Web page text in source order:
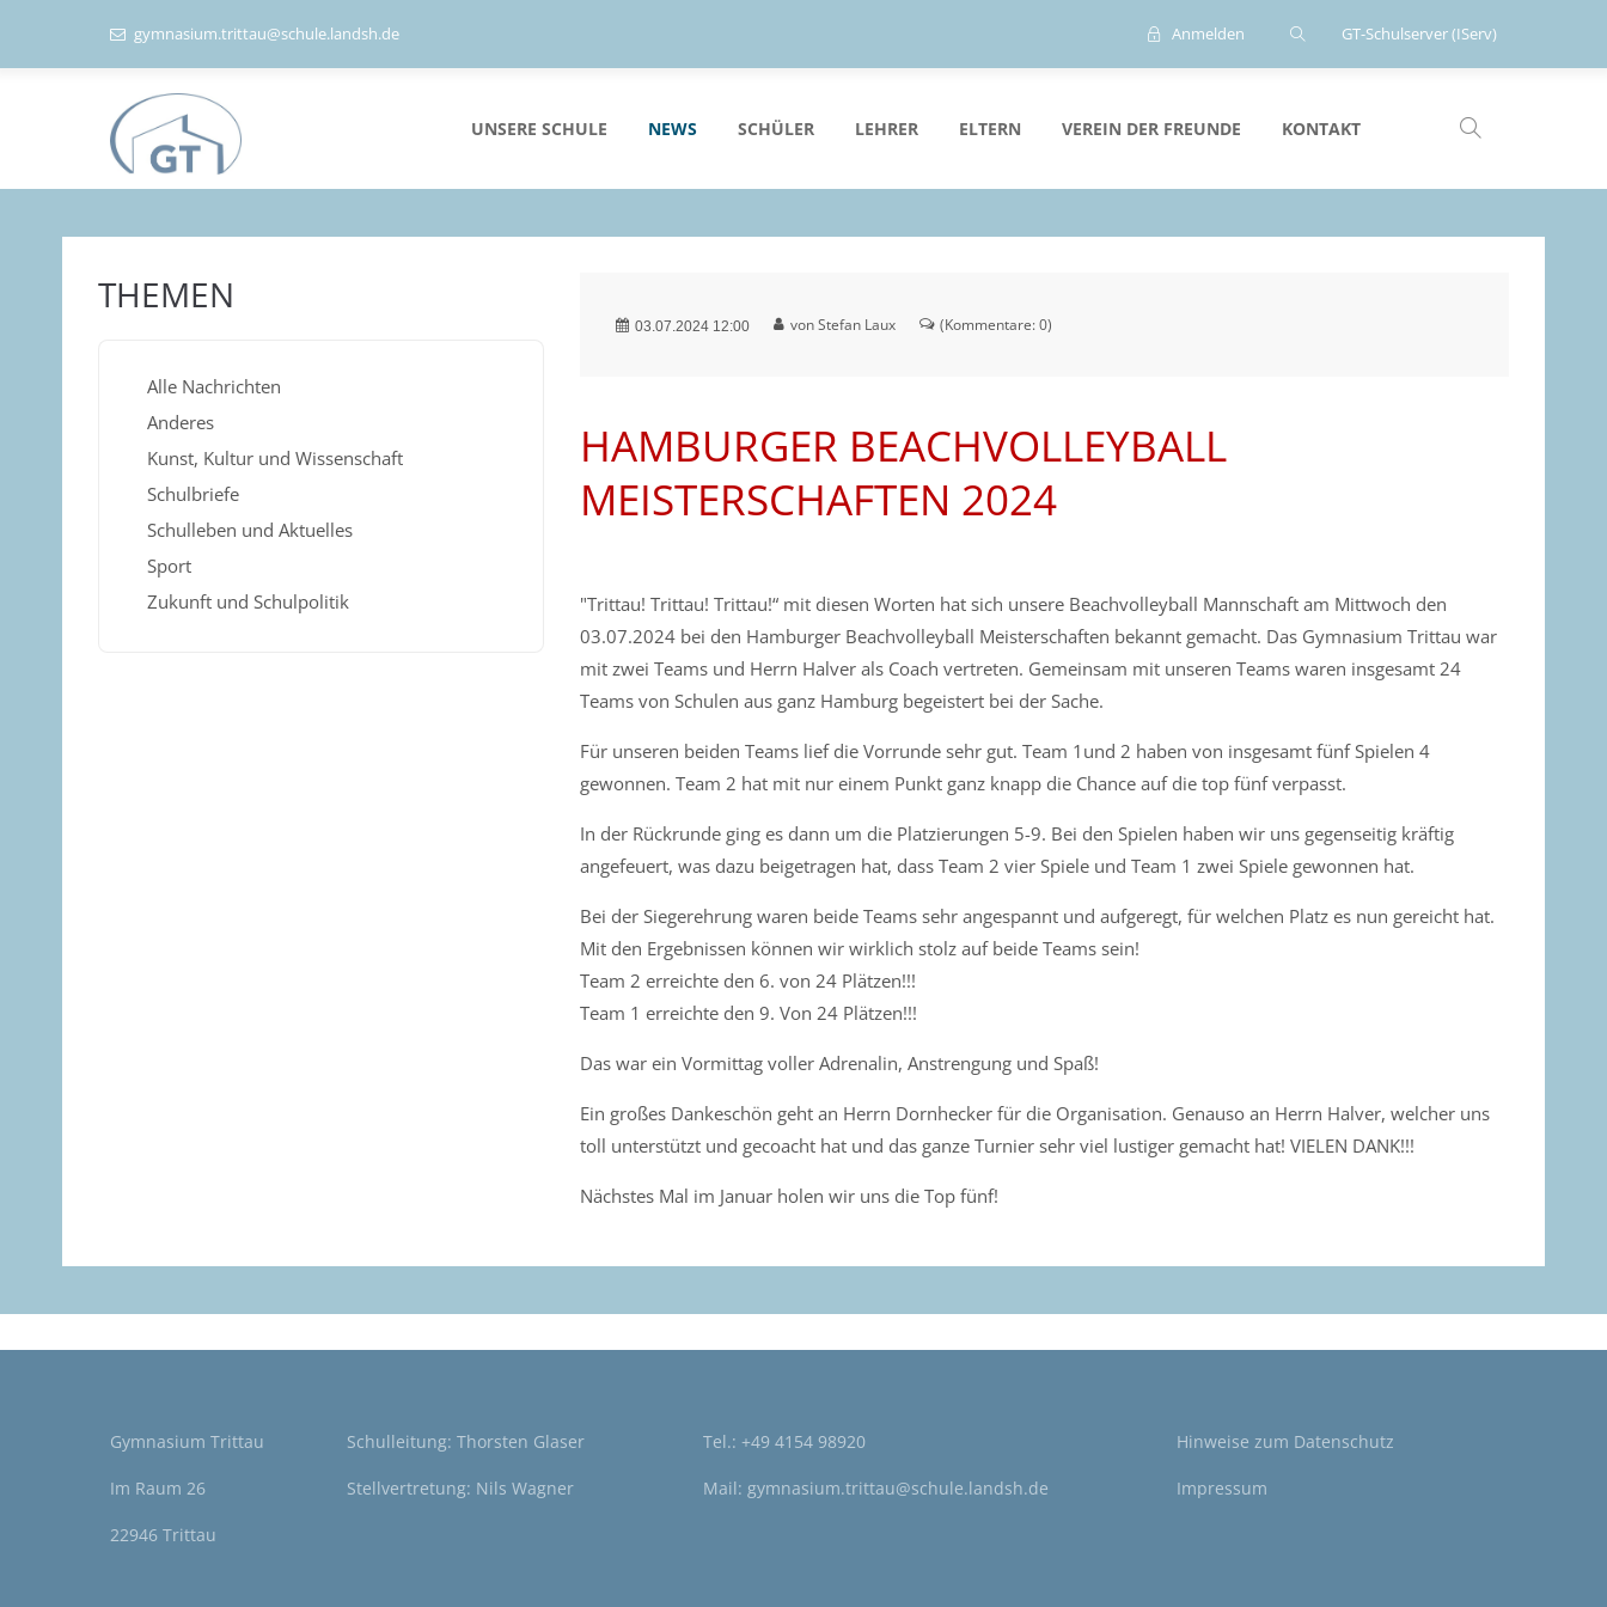
gymnasium.trittau@schule.landsh.de Anmelden GT-Schulserver (IServ)
UNSERE SCHULE NEWS SCHÜLER LEHRER ELTERN VEREIN DER FREUNDE KONTAKT
THEMEN
Alle Nachrichten
Anderes
Kunst, Kultur und Wissenschaft
Schulbriefe
Schulleben und Aktuelles
Sport
Zukunft und Schulpolitik
03.07.2024 12:00 von Stefan Laux (Kommentare: 0)
HAMBURGER BEACHVOLLEYBALL
MEISTERSCHAFTEN 2024
"Trittau! Trittau! Trittau!“ mit diesen Worten hat sich unsere Beachvolleyball Mannschaft am Mittwoch den
03.07.2024 bei den Hamburger Beachvolleyball Meisterschaften bekannt gemacht. Das Gymnasium Trittau war
mit zwei Teams und Herrn Halver als Coach vertreten. Gemeinsam mit unseren Teams waren insgesamt 24
Teams von Schulen aus ganz Hamburg begeistert bei der Sache.
Für unseren beiden Teams lief die Vorrunde sehr gut. Team 1und 2 haben von insgesamt fünf Spielen 4
gewonnen. Team 2 hat mit nur einem Punkt ganz knapp die Chance auf die top fünf verpasst.
In der Rückrunde ging es dann um die Platzierungen 5-9. Bei den Spielen haben wir uns gegenseitig kräftig
angefeuert, was dazu beigetragen hat, dass Team 2 vier Spiele und Team 1 zwei Spiele gewonnen hat.
Bei der Siegerehrung waren beide Teams sehr angespannt und aufgeregt, für welchen Platz es nun gereicht hat.
Mit den Ergebnissen können wir wirklich stolz auf beide Teams sein!
Team 2 erreichte den 6. von 24 Plätzen!!!
Team 1 erreichte den 9. Von 24 Plätzen!!!
Das war ein Vormittag voller Adrenalin, Anstrengung und Spaß!
Ein großes Dankeschön geht an Herrn Dornhecker für die Organisation. Genauso an Herrn Halver, welcher uns
toll unterstützt und gecoacht hat und das ganze Turnier sehr viel lustiger gemacht hat! VIELEN DANK!!!
Nächstes Mal im Januar holen wir uns die Top fünf!
Gymnasium Trittau
Im Raum 26
22946 Trittau
Schulleitung: Thorsten Glaser
Stellvertretung: Nils Wagner
Tel.: +49 4154 98920
Mail: gymnasium.trittau@schule.landsh.de
Hinweise zum Datenschutz
Impressum